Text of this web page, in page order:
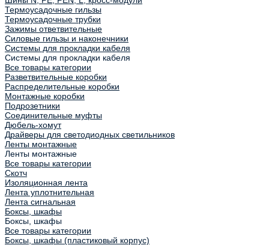
Термоусадочные гильзы
Термоусадочные трубки
Зажимы ответвительные
Силовые гильзы и наконечники
Системы для прокладки кабеля
Системы для прокладки кабеля
Все товары категории
Разветвительные коробки
Распределительные коробки
Монтажные коробки
Подрозетники
Соединительные муфты
Дюбель-хомут
Драйверы для светодиодных светильников
Ленты монтажные
Ленты монтажные
Все товары категории
Скотч
Изоляционная лента
Лента уплотнительная
Лента сигнальная
Боксы, шкафы
Боксы, шкафы
Все товары категории
Боксы, шкафы (пластиковый корпус)